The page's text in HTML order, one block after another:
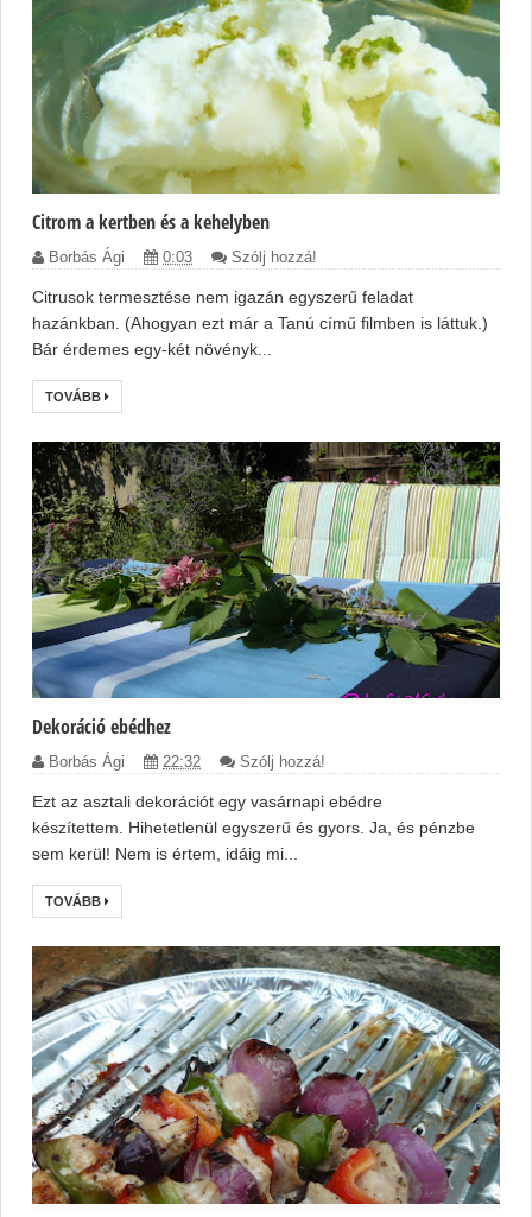
Citrom a kertben és a kehelyben
Borbás Ági 0:03 Szólj hozzá!
Citrusok termesztése nem igazán egyszerű feladat
hazánkban. (Ahogyan ezt már a Tanú című filmben is láttuk.)
Bár érdemes egy-két növényk...
TOVÁBB
Dekoráció ebédhez
Borbás Ági 22:32 Szólj hozzá!
Ezt az asztali dekorációt egy vasárnapi ebédre
készítettem. Hihetetlenül egyszerű és gyors. Ja, és pénzbe
sem kerül! Nem is értem, idáig mi...
TOVÁBB